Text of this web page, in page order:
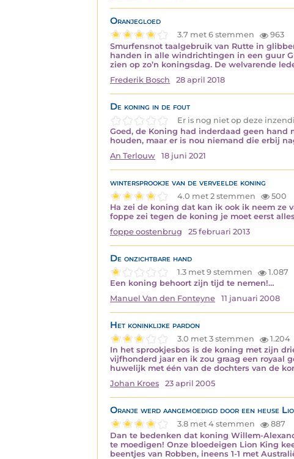
Oranjegloed
3.7 met 6 stemmen
963
Smurfensnot taalgebruik van Rutte in
handen in alle windrichtingen in een guur
zien op zo’n koningsdag. De welvarende
Frederik Bosch
28 april 2018
De koning in de fout
Er is nog niet op deze
Goed, de Koning had inderdaad geen hand
houden, maar er is nou niemand die erbij
An Terlouw
18 juni 2021
wintersprookje van de verveelde koning
4.0 met 2 stemmen
500
Ha zei de koning dat kan ik ook ik neem ze
foppe zei tegen de koning je moet eerst
foppe oostenbrug
25 februari 2013
De onzichtbare hand
1.3 met 9 stemmen
1.087
Een koning behoort zijn tijd te nemen!…
Manuel Van den Fonteyne
11 januari 2008
Het koninklijke pardon
3.0 met 3 stemmen
1.204
In het sprookjesbos is de koning met zijn
vijfhonderd jaar en ik zou graag een royaal
huwelijk met één van de dochters van de
Johan Kroes
23 april 2005
Oranje werd aangemoedigd door een heuse
3.8 met 4 stemmen
887
Dan te bedenken dat koning Willem-
te moedigen! Onze bloedeigen Lion King
beentjes van Robben, ineens 1-1 met